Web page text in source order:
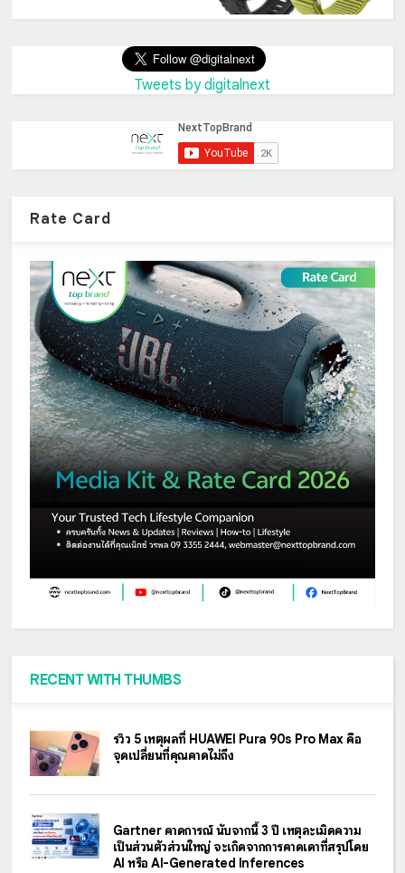
Tweets by digitalnext
Rate Card
RECENT WITH THUMBS
รีวิว 5 เหตุผลที่ HUAWEI Pura 90s Pro Max คือ
จุดเปลี่ยนที่คุณคาดไม่ถึง
Gartner คาดการณ์ นับจากนี้ 3 ปี เหตุละเมิดความ
เป็นส่วนตัวส่วนใหญ่ จะเกิดจากการคาดเดาที่สรุปโดย
AI หรือ AI-Generated Inferences